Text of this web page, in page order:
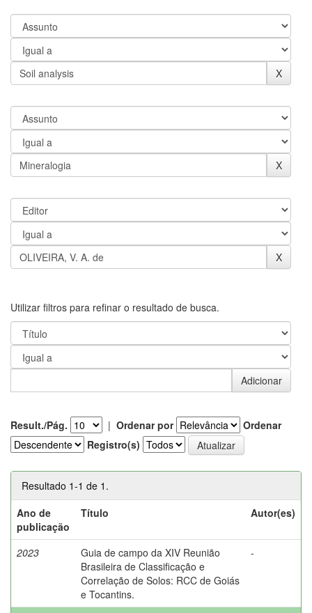
Utilizar filtros para refinar o resultado de busca.
Result./Pág. | Ordenar por
Ordenar
Registro(s)
Resultado 1-1 de 1.
Ano de
publicação
Título Autor(es)
2023
Guia de campo da XIV Reunião
Brasileira de Classificação e
Correlação de Solos: RCC de Goiás
e Tocantins.
-